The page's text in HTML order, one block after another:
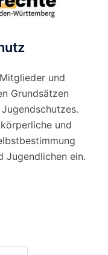
und
Grundsätzen
und
Jugendlichen ein.